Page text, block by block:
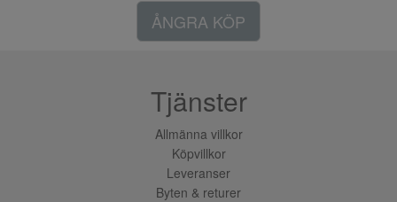
ÅNGRA KÖP
Tjänster
Allmänna villkor
Köpvillkor
Leveranser
Byten & returer